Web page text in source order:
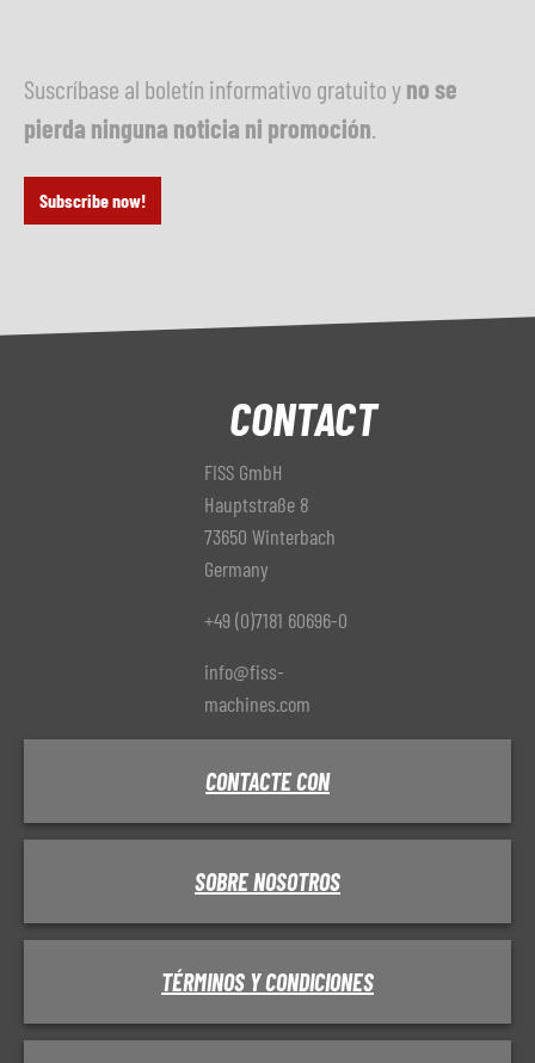
Suscríbase al boletín informativo gratuito yno se
pierda ninguna noticia ni promoción
Subscribe now!
CONTACT
FISS GmbH
Hauptstraße 8
73650 Winterbach
Germany
+49 (0)7181 60696-0
info@fiss-
machines.com
CONTACTE CON
SOBRE NOSOTROS
TÉRMINOS Y CONDICIONES